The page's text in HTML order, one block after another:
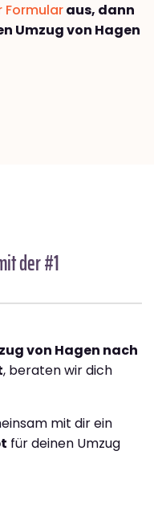
Formularaus, dann
Umzug von Hagen
der #1
von Hagen nach
, beraten wir dich
mit dir ein
für deinen Umzug